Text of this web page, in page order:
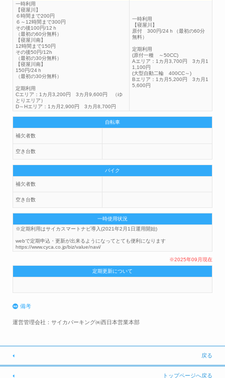
一時利用
【寝屋川】
６時間まで200円
６～12時間まで300円
その後100円/12ｈ
（最初の60分無料）
【寝屋川南】
12時間まで150円
その後50円/12h
（最初の30分無料）
【寝屋川南】
150円/24ｈ
（最初の30分無料）
定期利用
Cエリア：1カ月3,200円 3カ月9,600円 （ゆ
とりエリア）
D～Hエリア：1カ月2,900円 3カ月8,700円
一時利用
【寝屋川】
原付 300円/24ｈ（最初の60分
無料）
定期利用
(原付一種 ～50CC)
Aエリア：1カ月3,700円 3カ月1
1,100円
(大型自動二輪 400CC～)
Bエリア：1カ月5,200円 3カ月1
5,600円
自転車
補欠者数
空き台数
バイク
補欠者数
空き台数
一時使用状況
※定期利用はサイカスマートナビ導入(2021年2月1日運用開始)
webで定期申込・更新が出来るようになってとても便利になります
https://www.cyca.co.jp/biz/value/navi/
※2025年09月現在
定期更新について
備考
運営管理会社：サイカパーキング㈱西日本営業本部
戻る
トップページへ戻る